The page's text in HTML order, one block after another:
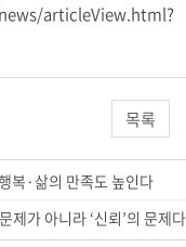
articleView.html?
목록
복·삶의 만족도 높인다
제가 아니라 ‘신뢰’의 문제다